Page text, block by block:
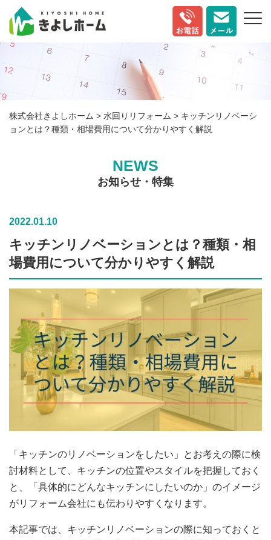
株式会社きよしホーム > 水回りリフォーム > キッチンリノベーシ
ョンとは？種類・相場費用について分かりやすく解説
NEWS
お知らせ・特集
2022.01.10
キッチンリノベーションとは？種類・相
場費用について分かりやすく解説
「キッチンのリノベーションをしたい」とお考えの際に検
討材料として、キッチンの位置やスタイルを把握しておく
と、「具体的にどんなキッチンにしたいのか」のイメージ
がリフォーム会社にも伝わりやすくなります。
本記事では、キッチンリノベーションの際に知っておくと